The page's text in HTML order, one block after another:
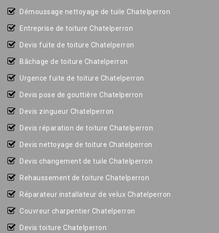
Démoussage nettoyage de tuile Chatelperron
Entreprise de toiture Chatelperron
Devis fuite de toiture Chatelperron
Bâchage de toiture Chatelperron
Urgence fuite de toiture Chatelperron
Devis pose de gouttière Chatelperron
Devis zingueur Chatelperron
Devis réparation de toiture Chatelperron
Devis nettoyage de toiture Chatelperron
Devis changement de tuile Chatelperron
Rehaussement de toiture Chatelperron
Réparateur installateur de velux Chatelperron
Couvreur charpentier Chatelperron
Devis toiture Chatelperron